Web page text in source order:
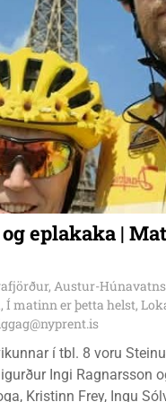
og eplakaka |
Austur-
Í matinn er þetta helst,
í tbl. 8 voru
Ingi Ragnarsson
Kristinn Frey, Ingu